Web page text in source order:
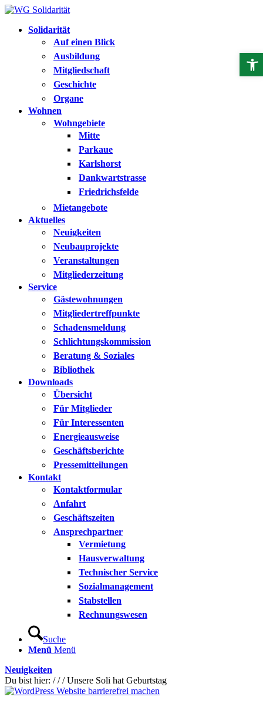
Solidarität
Auf einen Blick
Ausbildung
Mitgliedschaft
Geschichte
Organe
Wohnen
Wohngebiete
Mitte
Parkaue
Karlshorst
Dankwartstrasse
Friedrichsfelde
Mietangebote
Aktuelles
Neuigkeiten
Neubauprojekte
Veranstaltungen
Mitgliederzeitung
Service
Gästewohnungen
Mitgliedertreffpunkte
Schadensmeldung
Schlichtungskommission
Beratung & Soziales
Bibliothek
Downloads
Übersicht
Für Mitglieder
Für Interessenten
Energieausweise
Geschäftsberichte
Pressemitteilungen
Kontakt
Kontaktformular
Anfahrt
Geschäftszeiten
Ansprechpartner
Vermietung
Hausverwaltung
Technischer Service
Sozialmanagement
Stabstellen
Rechnungswesen
Suche
Menü Menü
Neuigkeiten
Du bist hier: / / / Unsere Soli hat Geburtstag